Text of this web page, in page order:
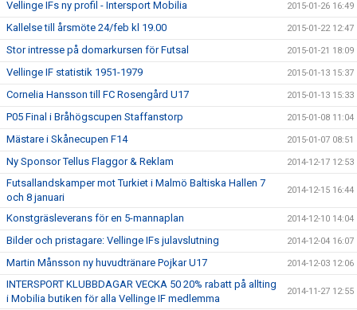
Vellinge IFs ny profil - Intersport Mobilia 2015-01-26 16:49
Kallelse till årsmöte 24/feb kl 19.00 2015-01-22 12:47
Stor intresse på domarkursen för Futsal 2015-01-21 18:09
Vellinge IF statistik 1951-1979 2015-01-13 15:37
Cornelia Hansson till FC Rosengård U17 2015-01-13 15:33
P05 Final i Bråhögscupen Staffanstorp 2015-01-08 11:04
Mästare i Skånecupen F14 2015-01-07 08:51
Ny Sponsor Tellus Flaggor & Reklam 2014-12-17 12:53
Futsallandskamper mot Turkiet i Malmö Baltiska Hallen 7
och 8 januari
2014-12-15 16:44
Konstgräsleverans för en 5-mannaplan 2014-12-10 14:04
Bilder och pristagare: Vellinge IFs julavslutning 2014-12-04 16:07
Martin Månsson ny huvudtränare Pojkar U17 2014-12-03 12:06
INTERSPORT KLUBBDAGAR VECKA 50 20% rabatt på allting
i Mobilia butiken för alla Vellinge IF medlemma
2014-11-27 12:55